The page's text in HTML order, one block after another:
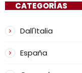
CATEGORÍAS
Dall'Italia
España